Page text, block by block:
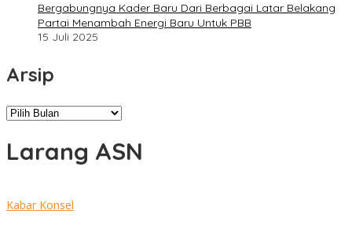
Bergabungnya Kader Baru Dari Berbagai Latar Belakang
Partai Menambah Energi Baru Untuk PBB
15 Juli 2025
Arsip
Arsip
Larang ASN
Kabar Konsel